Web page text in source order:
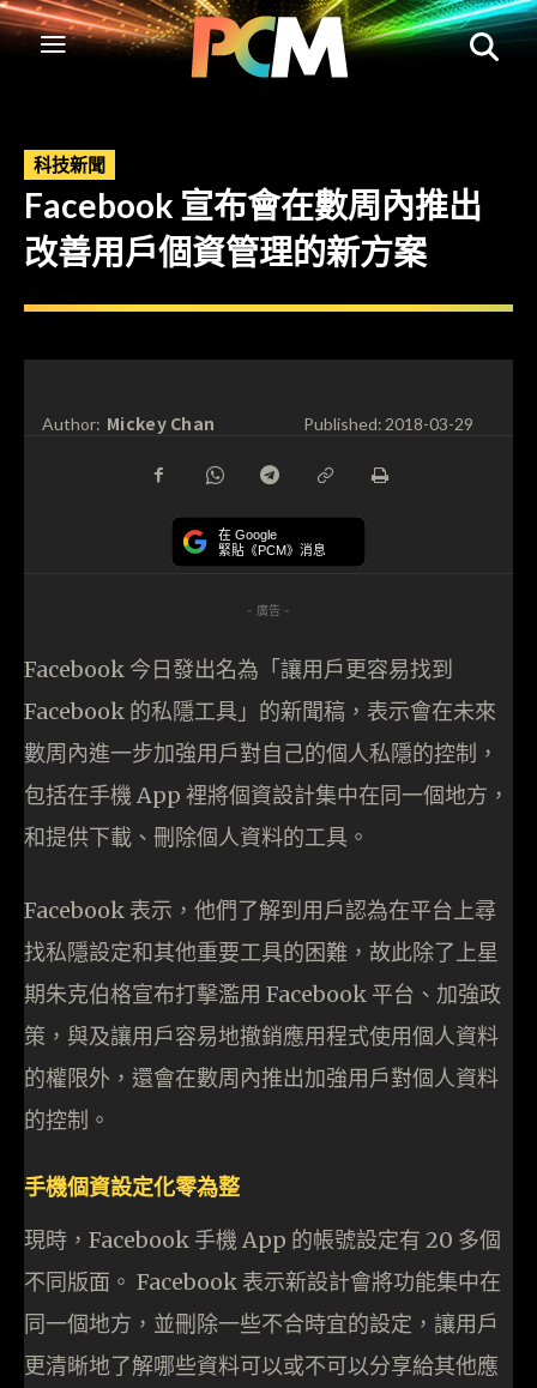
科技新聞
Facebook 宣布會在數周內推出
改善用戶個資管理的新方案
Author: Mickey Chan Published:2018-03-29
在 Google
緊貼《PCM》消息
- 廣告 -
Facebook 今日發出名為「讓用戶更容易找到
Facebook 的私隱工具」的新聞稿，表示會在未來
數周內進一步加強用戶對自己的個人私隱的控制，
包括在手機 App 裡將個資設計集中在同一個地方，
和提供下載、刪除個人資料的工具。
Facebook 表示，他們了解到用戶認為在平台上尋
找私隱設定和其他重要工具的困難，故此除了上星
期朱克伯格宣布打擊濫用 Facebook 平台、加強政
策，與及讓用戶容易地撤銷應用程式使用個人資料
的權限外，還會在數周內推出加強用戶對個人資料
的控制。
手機個資設定化零為整
現時，Facebook 手機 App 的帳號設定有 20 多個
不同版面。 Facebook 表示新設計會將功能集中在
同一個地方，並刪除一些不合時宜的設定，讓用戶
更清晰地了解哪些資料可以或不可以分享給其他應